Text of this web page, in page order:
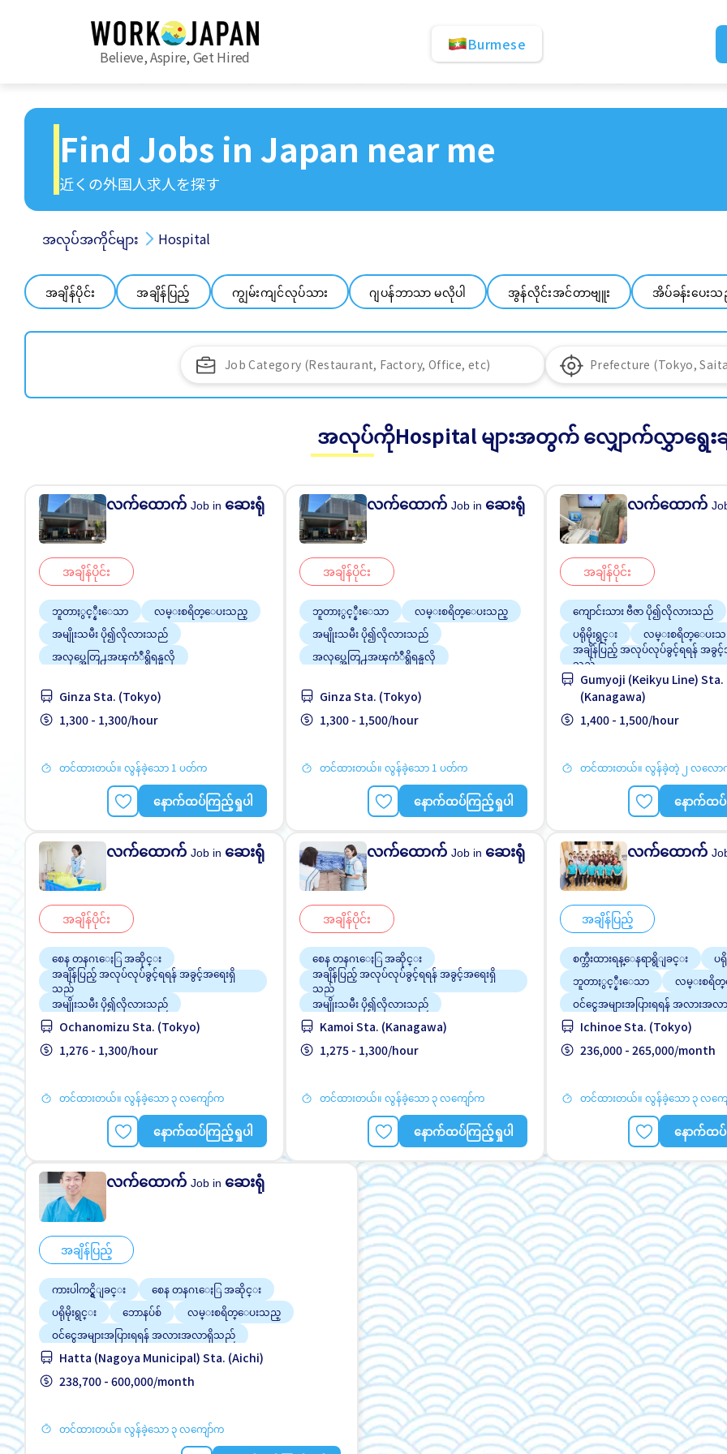
Believe, Aspire, Get Hired
Burmese
Find Jobs in Japan near me
近くの外国人求人を探す
အလုပ်အကိုင်များ Hospital
အချိန်ပိုင်း အချိန်ပြည့် ကျွမ်းကျင်လုပ်သား ဂျပန်ဘာသာ မလိုပါ အွန်လိုင်းအင်တာဗျူး အိပ်ခန်းပေး
အလုပ်ကိုHospital များအတွက် လျှောက်လွှာရွေးခ
လက်ထောက်Job in ဆေးရုံ
အချိန်ပိုင်း
ဘူတာႏွင့္နီးေသာ
လမ္းစရိတ္ေပးသည္
အမျိုးသမီး ပို၍လိုလားသည်
အလုပ္အေတြ႕အၾကံဳရွိရန္မလို
Ginza Sta. (Tokyo)
1,300 - 1,300/hour
တင်ထားတယ်။ လွန်ခဲ့သော 1 ပတ်က
နောက်ထပ်ကြည့်ရှုပါ
လက်ထောက်Job in ဆေးရုံ
အချိန်ပိုင်း
ဘူတာႏွင့္နီးေသာ
လမ္းစရိတ္ေပးသည္
အမျိုးသမီး ပို၍လိုလားသည်
အလုပ္အေတြ႕အၾကံဳရွိရန္မလို
Ginza Sta. (Tokyo)
1,300 - 1,500/hour
တင်ထားတယ်။ လွန်ခဲ့သော 1 ပတ်က
နောက်ထပ်ကြည့်ရှုပါ
လက်ထောက်
အချိန်ပိုင်း
ကျောင်းသား ဗီဇာ ပို၍လိုလားသည်
ပရိုမိုးရွင္း
လမ္းစရိတ္ေပး
အချိန်ပြည့် အလုပ်လုပ်ခွင့်ရရန် အခွင့်
သည်
အမျိုးသမီး ပို၍လိုလားသည်
အလုပ္အေတြ႕အၾကံဳရွိရန္မလို
Gumyoji (Keikyu Line) Sta.
(Kanagawa)
1,400 - 1,500/hour
တင်ထားတယ်။ လွန်ခဲ့တဲ့ ၂ လလော
နောက်ထ
လက်ထောက်Job in ဆေးရုံ
အချိန်ပိုင်း
စေန တနဂၤေႏြ အဆိုင္း
အချိန်ပြည့် အလုပ်လုပ်ခွင့်ရရန် အခွင့်အရေးရှိ
သည်
အမျိုးသမီး ပို၍လိုလားသည်
အမျိုးသား ပို၍လိုလားသည်
အလုပ္အေတြ႕အၾကံဳရွိရန္မလို
Ochanomizu Sta. (Tokyo)
1,276 - 1,300/hour
တင်ထားတယ်။ လွန်ခဲ့သော ၃ လကျော်က
နောက်ထပ်ကြည့်ရှုပါ
လက်ထောက်Job in ဆေးရုံ
အချိန်ပိုင်း
စေန တနဂၤေႏြ အဆိုင္း
အချိန်ပြည့် အလုပ်လုပ်ခွင့်ရရန် အခွင့်အရေးရှိ
သည်
အမျိုးသမီး ပို၍လိုလားသည်
အမျိုးသား ပို၍လိုလားသည်
အလုပ္အေတြ႕အၾကံဳရွိရန္မလို
Kamoi Sta. (Kanagawa)
1,275 - 1,300/hour
တင်ထားတယ်။ လွန်ခဲ့သော ၃ လကျော်က
နောက်ထပ်ကြည့်ရှုပါ
လက်ထောက်
အချိန်ပြည့်
စက္ဘီးထားရန္ေနရာရွိျခင္း
ပ
ဘူတာႏွင့္နီးေသာ
လမ္းစရိ
ဝင်ငွေအများအပြားရရန် အလားအ
အမျိုးသမီး ပို၍လိုလားသည်
အလုပ္အေတြ႕အၾကံဳရွိရန္မလို
Ichinoe Sta. (Tokyo)
236,000 - 265,000/month
တင်ထားတယ်။ လွန်ခဲ့သော ၃ လကျ
နောက်ထ
လက်ထောက်Job in ဆေးရုံ
အချိန်ပြည့်
ကားပါကင္ရွိျခင္း
စေန တနဂၤေႏြ အဆိုင္း
ပရိုမိုးရွင္း
ဘောနပ်စ်
လမ္းစရိတ္ေပးသည္
ဝင်ငွေအများအပြားရရန် အလားအလာရှိသည်
အချိန်ပြည့် အလုပ်လုပ်ခွင့်ရရန် အခွင့်အရေးရှိသည်
အမျိုးသမီး ပို၍လိုလားသည်
Hatta (Nagoya Municipal) Sta. (Aichi)
238,700 - 600,000/month
တင်ထားတယ်။ လွန်ခဲ့သော ၃ လကျော်က